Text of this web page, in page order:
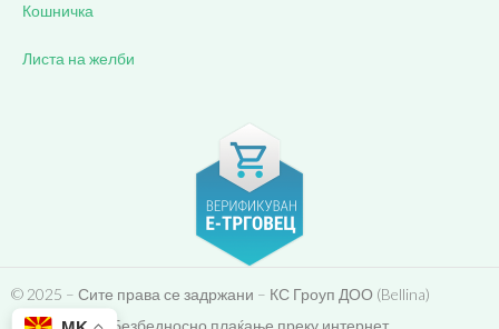
Кошничка
Листа на желби
© 2025 – Сите права се задржани – КС Гроуп ДОО (Bellina)